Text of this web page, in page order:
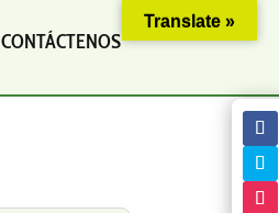
CONTÁCTENOS
Translate »